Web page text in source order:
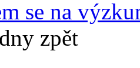
se na
zpět